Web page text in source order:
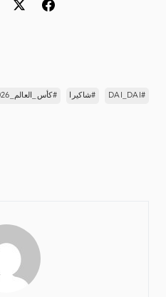
#DAI_DAI #شاكيرا #كأس_العالم_2026